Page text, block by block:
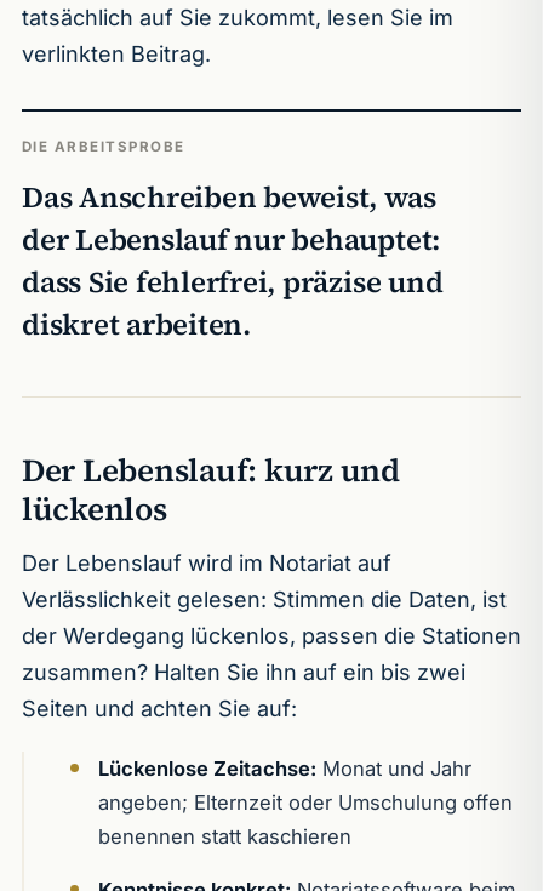
tatsächlich auf Sie zukommt, lesen Sie im
verlinkten Beitrag.
DIE ARBEITSPROBE
Das Anschreiben beweist, was
der Lebenslauf nur behauptet:
dass Sie fehlerfrei, präzise und
diskret arbeiten.
Der Lebenslauf: kurz und
lückenlos
Der Lebenslauf wird im Notariat auf
Verlässlichkeit gelesen: Stimmen die Daten, ist
der Werdegang lückenlos, passen die Stationen
zusammen? Halten Sie ihn auf ein bis zwei
Seiten und achten Sie auf:
Lückenlose Zeitachse: Monat und Jahr
angeben; Elternzeit oder Umschulung offen
benennen statt kaschieren